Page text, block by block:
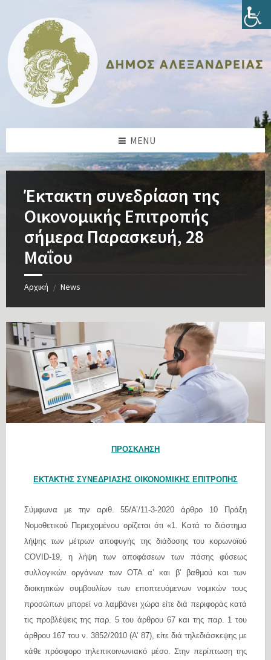
content
sidebar
sidebar
footer
MENU
Έκτακτη συνεδρίαση της
Οικονομικής Επιτροπής
σήμερα Παρασκευή, 28
Μαΐου
Αρχική / News
ΠΡΟΣΚΛΗΣΗ
ΕΚΤΑΚΤΗΣ ΣΥΝΕΔΡΙΑΣΗΣ ΟΙΚΟΝΟΜΙΚΗΣ ΕΠΙΤΡΟΠΗΣ
Σύμφωνα με την αριθ. 55/Α’/11-3-2020 άρθρο 10 Πράξη
Νομοθετικού Περιεχομένου ορίζεται ότι «1. Κατά το διάστημα
λήψης των μέτρων αποφυγής της διάδοσης του κορωνοϊού
COVID-19, η λήψη των αποφάσεων των πάσης φύσεως
συλλογικών οργάνων των ΟΤΑ α’ και β’ βαθμού και των
διοικητικών συμβουλίων των εποπτευόμενων νομικών τους
προσώπων μπορεί να λαμβάνει χώρα είτε διά περιφοράς κατά
τις προβλέψεις της παρ. 5 του άρθρου 67 και της παρ. 1 του
άρθρου 167 του ν. 3852/2010 (Α’ 87), είτε διά τηλεδιάσκεψης με
κάθε πρόσφορο τηλεπικοινωνιακό μέσο. Στην περίπτωση της